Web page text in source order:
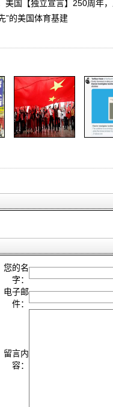
美国【独立宣言】250周年
”的美国体育基建
您的名
字：
电子邮
件：
留言内
容：